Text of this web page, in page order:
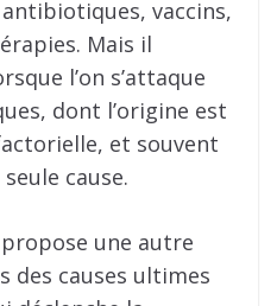
vaccins,
Mais il
l’on s’attaque
dont l’origine est
et souvent
cause.
propose une autre
des causes ultimes